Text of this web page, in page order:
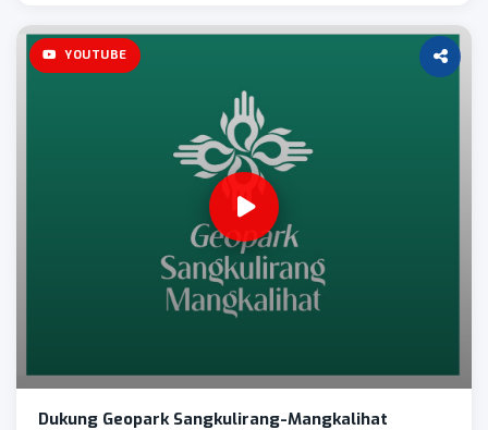
YOUTUBE
Dukung Geopark Sangkulirang-Mangkalihat